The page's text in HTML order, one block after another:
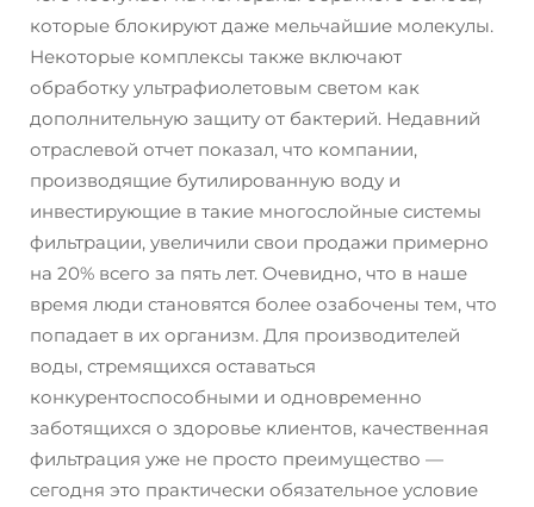
которые блокируют даже мельчайшие молекулы.
Некоторые комплексы также включают
обработку ультрафиолетовым светом как
дополнительную защиту от бактерий. Недавний
отраслевой отчет показал, что компании,
производящие бутилированную воду и
инвестирующие в такие многослойные системы
фильтрации, увеличили свои продажи примерно
на 20% всего за пять лет. Очевидно, что в наше
время люди становятся более озабочены тем, что
попадает в их организм. Для производителей
воды, стремящихся оставаться
конкурентоспособными и одновременно
заботящихся о здоровье клиентов, качественная
фильтрация уже не просто преимущество —
сегодня это практически обязательное условие